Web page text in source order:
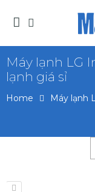
Máy lạnh LG
lạnh giá sỉ
Home Máy lạnh